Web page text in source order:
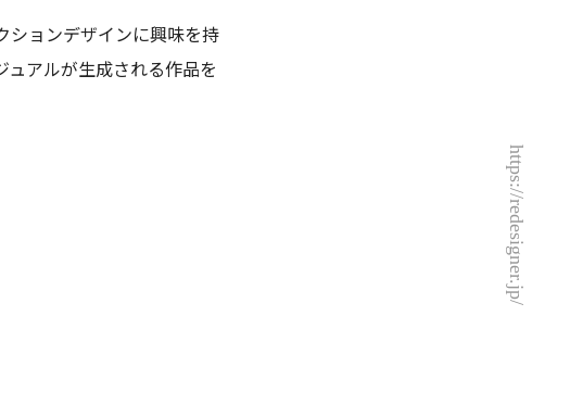
https://redesigner.jp/
ションデザインに興味を持
アルが生成される作品を